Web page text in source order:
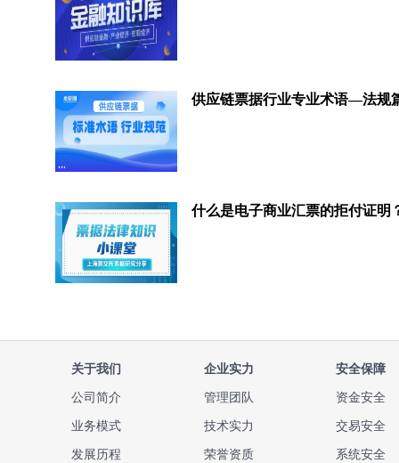
供应链票据行业专业术语—法规
关于我们
公司简介
业务模式
发展历程
企业实力
管理团队
技术实力
荣誉资质
安全保障
资金安全
交易安全
系统安全